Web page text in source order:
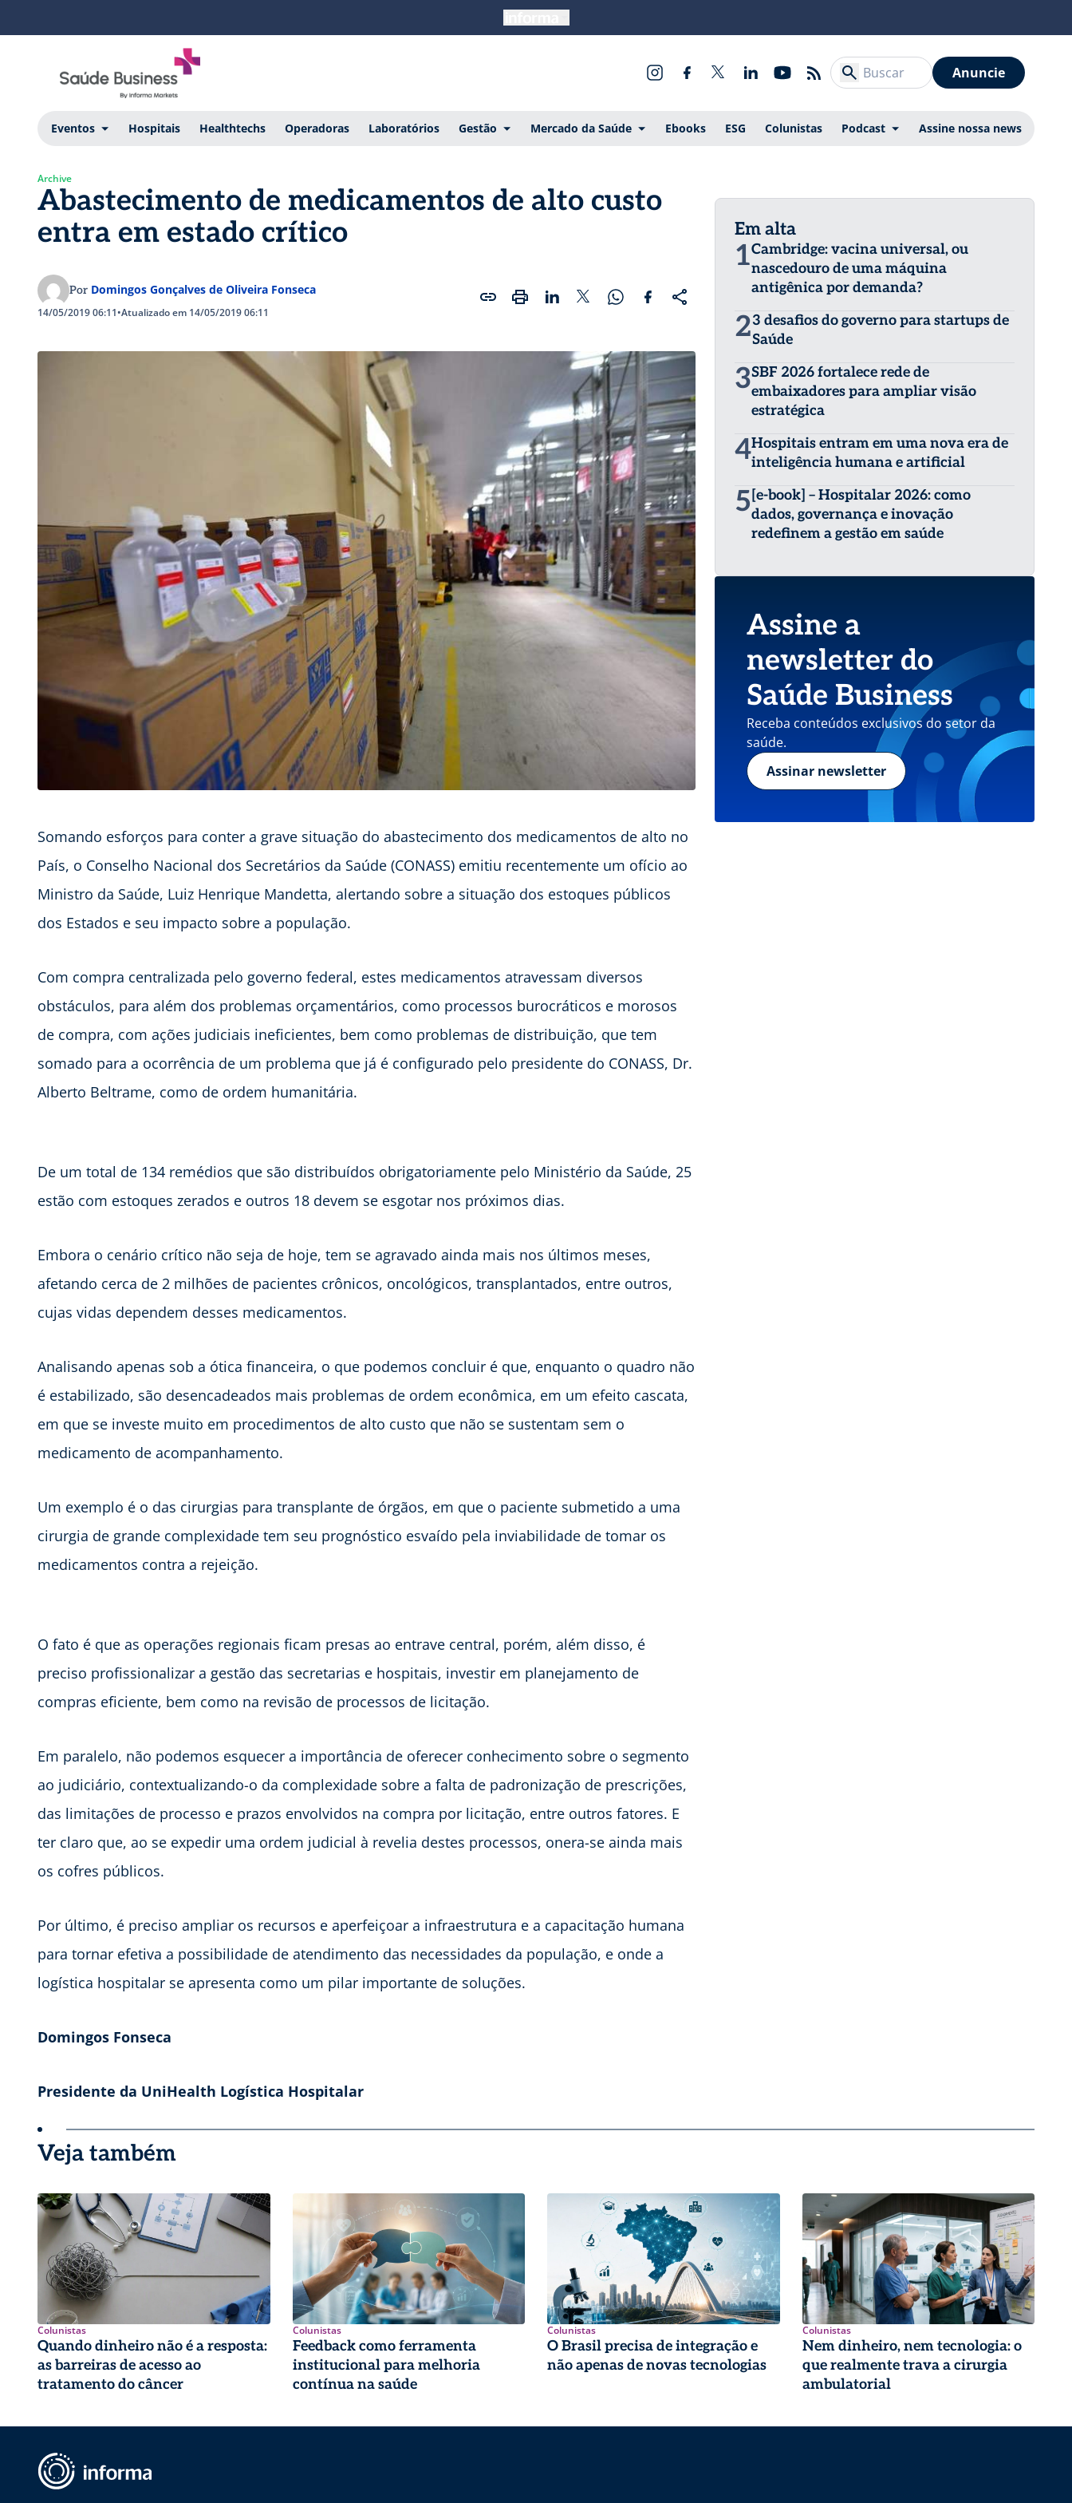
Anuncie
Eventos Hospitais Healthtechs Operadoras Laboratórios Gestão Mercado da Saúde Ebooks ESG Colunistas Podcast Assine nossa news
Archive
Abastecimento de medicamentos de alto custo
entra em estado crítico
Por Domingos Gonçalves de Oliveira Fonseca
14/05/2019 06:11•Atualizado em 14/05/2019 06:11
Somando esforços para conter a grave situação do abastecimento dos medicamentos de alto no
País, o Conselho Nacional dos Secretários da Saúde (CONASS) emitiu recentemente um ofício ao
Ministro da Saúde, Luiz Henrique Mandetta, alertando sobre a situação dos estoques públicos
dos Estados e seu impacto sobre a população.
Com compra centralizada pelo governo federal, estes medicamentos atravessam diversos
obstáculos, para além dos problemas orçamentários, como processos burocráticos e morosos
de compra, com ações judiciais ineficientes, bem como problemas de distribuição, que tem
somado para a ocorrência de um problema que já é configurado pelo presidente do CONASS, Dr.
Alberto Beltrame, como de ordem humanitária.
De um total de 134 remédios que são distribuídos obrigatoriamente pelo Ministério da Saúde, 25
estão com estoques zerados e outros 18 devem se esgotar nos próximos dias.
Embora o cenário crítico não seja de hoje, tem se agravado ainda mais nos últimos meses,
afetando cerca de 2 milhões de pacientes crônicos, oncológicos, transplantados, entre outros,
cujas vidas dependem desses medicamentos.
Analisando apenas sob a ótica financeira, o que podemos concluir é que, enquanto o quadro não
é estabilizado, são desencadeados mais problemas de ordem econômica, em um efeito cascata,
em que se investe muito em procedimentos de alto custo que não se sustentam sem o
medicamento de acompanhamento.
Um exemplo é o das cirurgias para transplante de órgãos, em que o paciente submetido a uma
cirurgia de grande complexidade tem seu prognóstico esvaído pela inviabilidade de tomar os
medicamentos contra a rejeição.
O fato é que as operações regionais ficam presas ao entrave central, porém, além disso, é
preciso profissionalizar a gestão das secretarias e hospitais, investir em planejamento de
compras eficiente, bem como na revisão de processos de licitação.
Em paralelo, não podemos esquecer a importância de oferecer conhecimento sobre o segmento
ao judiciário, contextualizando-o da complexidade sobre a falta de padronização de prescrições,
das limitações de processo e prazos envolvidos na compra por licitação, entre outros fatores. E
ter claro que, ao se expedir uma ordem judicial à revelia destes processos, onera-se ainda mais
os cofres públicos.
Por último, é preciso ampliar os recursos e aperfeiçoar a infraestrutura e a capacitação humana
para tornar efetiva a possibilidade de atendimento das necessidades da população, e onde a
logística hospitalar se apresenta como um pilar importante de soluções.
Domingos Fonseca
Presidente da UniHealth Logística Hospitalar
Em alta
1Cambridge: vacina universal, ou
nascedouro de uma máquina
antigênica por demanda?
23 desafios do governo para startups de
Saúde
3SBF 2026 fortalece rede de
embaixadores para ampliar visão
estratégica
4Hospitais entram em uma nova era de
inteligência humana e artificial
5 [e-book] – Hospitalar 2026: como
dados, governança e inovação
redefinem a gestão em saúde
Assine a
newsletter do
Saúde Business
Receba conteúdos exclusivos do setor da
saúde.
Assinar newsletter
Veja também
Colunistas
Quando dinheiro não é a resposta:
as barreiras de acesso ao
tratamento do câncer
Colunistas
Feedback como ferramenta
institucional para melhoria
contínua na saúde
Colunistas
O Brasil precisa de integração e
não apenas de novas tecnologias
Colunistas
Nem dinheiro, nem tecnologia: o
que realmente trava a cirurgia
ambulatorial